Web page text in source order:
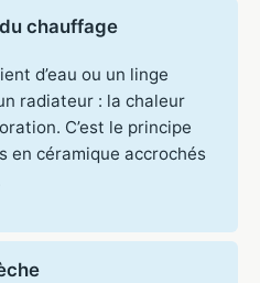
du chauffage
d’eau ou un linge
radiateur : la chaleur
C’est le principe
en céramique accrochés